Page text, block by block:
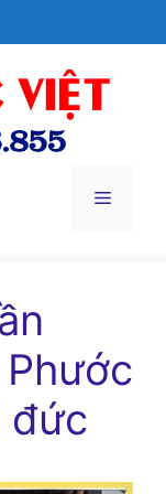
Menu
đức